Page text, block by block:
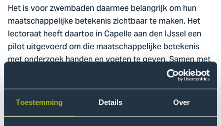
Toestemming Details Over
Het is voor zwembaden daarmee belangrijk om hun
maatschappelijke betekenis zichtbaar te maken. Het
lectoraat heeft daartoe in Capelle aan den IJssel een
pilot uitgevoerd om die maatschappelijke betekenis
met onderzoek handen en voeten te geven. Samen met
het management van het lokale zwembad Aquapelle en
adviesbureau Treem hebben we gezocht naar
mogelijkheden om de bestaande data van het
zwembad beter te benutten, en op zo eenvoudig